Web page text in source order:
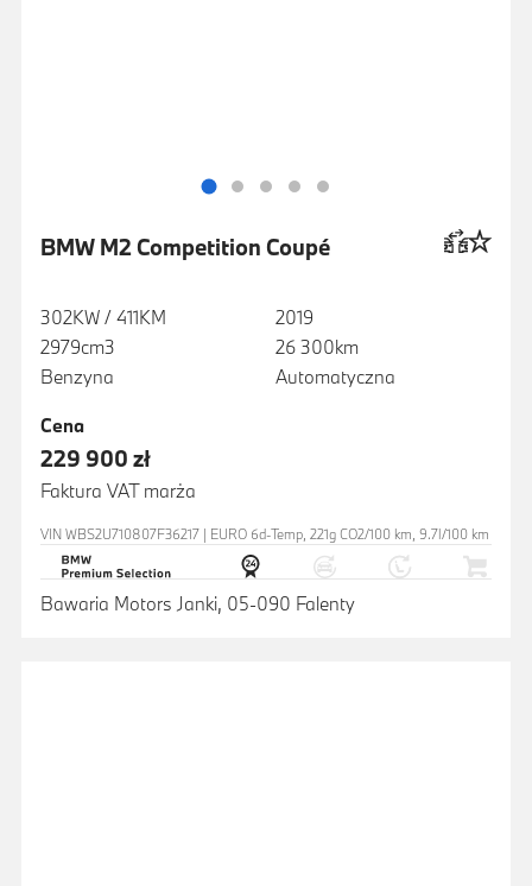
BMW M2 Competition Coupé
302KW / 411KM
2979cm3
Benzyna
2019
26 300km
Automatyczna
Cena
229 900 zł
Faktura VAT marża
VIN WBS2U710807F36217 | EURO 6d-Temp, 221g CO2/100 km, 9.7l/100 km
Bawaria Motors Janki, 05-090 Falenty